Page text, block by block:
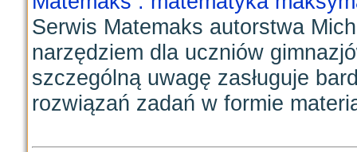
Serwis Matemaks autorstwa
narzędziem dla uczniów
szczególną uwagę zasługuje
rozwiązań zadań w formie